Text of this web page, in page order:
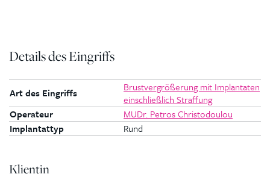
Details des Eingriffs
Art des Eingriffs
Brustvergrößerung mit Implantaten
einschließlich Straffung
Operateur
MUDr. Petros Christodoulou
Implantattyp
Rund
Klientin